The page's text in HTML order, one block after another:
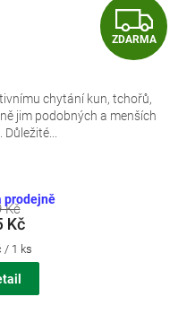
Z
D
R
ZDARMA
prodejně
Kč
Kč
/ 1 ks
chytání kun, tchořů,
jim podobných a menších